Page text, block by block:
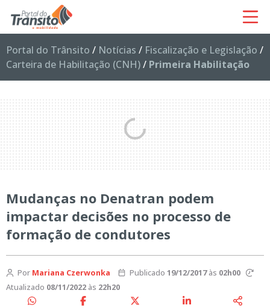
Portal do Trânsito / Notícias / Fiscalização e Legislação /
Carteira de Habilitação (CNH)/ Primeira Habilitação
Mudanças no Denatran podem
impactar decisões no processo de
formação de condutores
Por Mariana Czerwonka Publicado 19/12/2017às 02h00
Atualizado 08/11/2022 às 22h20